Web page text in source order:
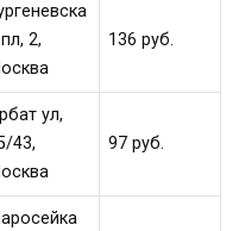
2,
136 руб.
ул,
43,
97 руб.